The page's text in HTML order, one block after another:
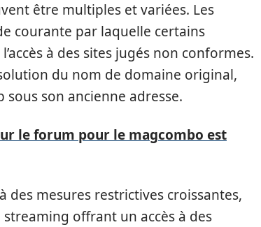
être multiples et variées. Les
courante par laquelle certains
à des sites jugés non conformes.
du nom de domaine original,
son ancienne adresse.
le forum pour le magcombo est
mesures restrictives croissantes,
offrant un accès à des